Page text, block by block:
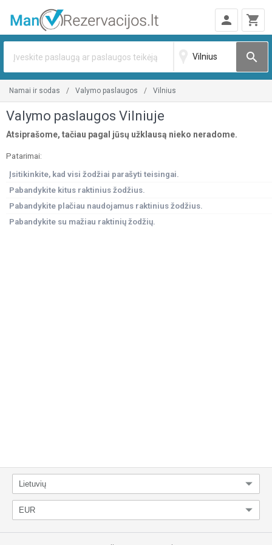
person shopping_cart
search
namai ir sodas valymo paslaugos vilnius
Valymo paslaugos Vilniuje
Atsiprašome, tačiau pagal jūsų užklausą nieko neradome.
Patarimai:
Įsitikinkite, kad visi žodžiai parašyti teisingai.
Pabandykite kitus raktinius žodžius.
Pabandykite plačiau naudojamus raktinius žodžius.
Pabandykite su mažiau raktinių žodžių.